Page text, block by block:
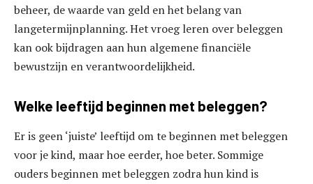
beheer, de waarde van geld en het belang van
langetermijnplanning. Het vroeg leren over beleggen
kan ook bijdragen aan hun algemene financiële
bewustzijn en verantwoordelijkheid.
Welke leeftijd beginnen met beleggen?
Er is geen ‘juiste’ leeftijd om te beginnen met beleggen
voor je kind, maar hoe eerder, hoe beter. Sommige
ouders beginnen met beleggen zodra hun kind is